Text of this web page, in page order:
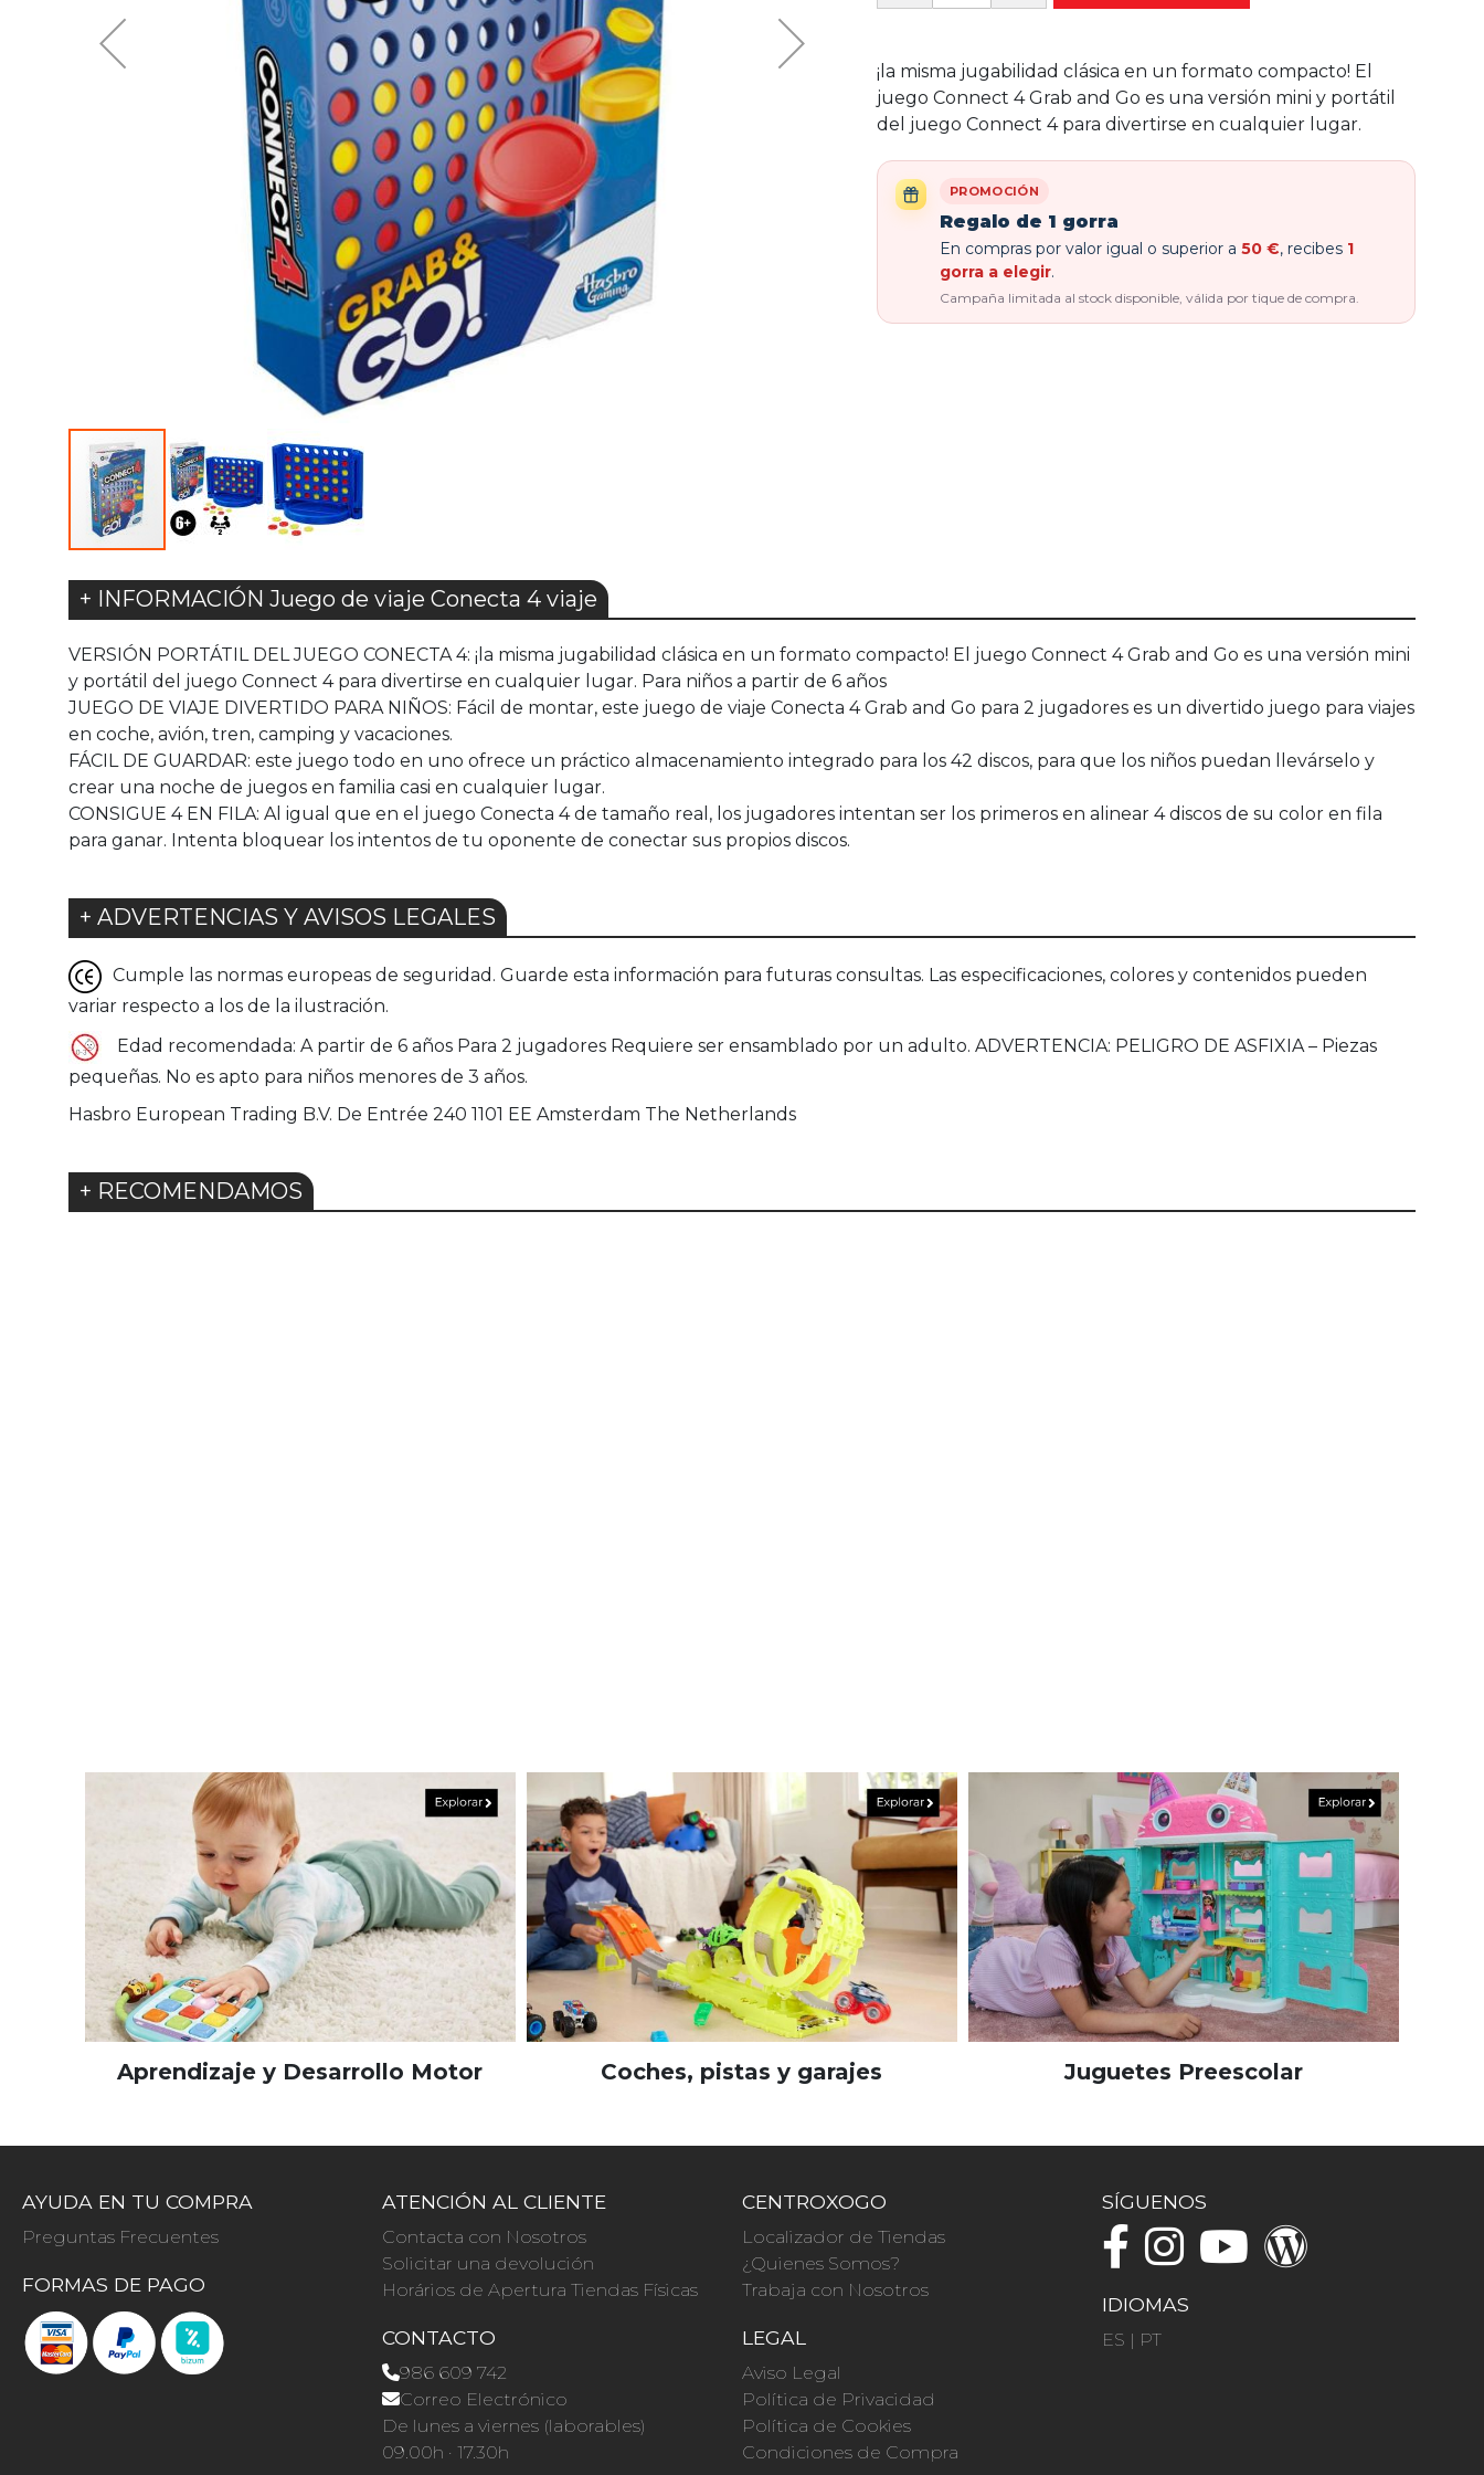
¡la misma jugabilidad clásica en un formato compacto! El
juego Connect 4 Grab and Go es una versión mini y portátil
del juego Connect 4 para divertirse en cualquier lugar.
PROMOCIÓN
Regalo de 1 gorra
En compras por valor igual o superior a 50 €, recibes 1
gorra a elegir.
Campaña limitada al stock disponible, válida por tique de compra.
+ INFORMACIÓN Juego de viaje Conecta 4 viaje
VERSIÓN PORTÁTIL DEL JUEGO CONECTA 4: ¡la misma jugabilidad clásica en un formato compacto! El juego Connect 4 Grab and Go es una versión mini
y portátil del juego Connect 4 para divertirse en cualquier lugar. Para niños a partir de 6 años
JUEGO DE VIAJE DIVERTIDO PARA NIÑOS: Fácil de montar, este juego de viaje Conecta 4 Grab and Go para 2 jugadores es un divertido juego para viajes
en coche, avión, tren, camping y vacaciones.
FÁCIL DE GUARDAR: este juego todo en uno ofrece un práctico almacenamiento integrado para los 42 discos, para que los niños puedan llevárselo y
crear una noche de juegos en familia casi en cualquier lugar.
CONSIGUE 4 EN FILA: Al igual que en el juego Conecta 4 de tamaño real, los jugadores intentan ser los primeros en alinear 4 discos de su color en fila
para ganar. Intenta bloquear los intentos de tu oponente de conectar sus propios discos.
+ ADVERTENCIAS Y AVISOS LEGALES
Cumple las normas europeas de seguridad. Guarde esta información para futuras consultas. Las especificaciones, colores y contenidos pueden
variar respecto a los de la ilustración.
Edad recomendada: A partir de 6 años Para 2 jugadores Requiere ser ensamblado por un adulto. ADVERTENCIA: PELIGRO DE ASFIXIA – Piezas
pequeñas. No es apto para niños menores de 3 años.
Hasbro European Trading B.V. De Entrée 240 1101 EE Amsterdam The Netherlands
+ RECOMENDAMOS
Aprendizaje y Desarrollo Motor Coches, pistas y garajes Juguetes Preescolar
AYUDA EN TU COMPRA
Preguntas Frecuentes
FORMAS DE PAGO
ATENCIÓN AL CLIENTE
Contacta con Nosotros
Solicitar una devolución
Horários de Apertura Tiendas Físicas
CONTACTO
986 609 742
Correo Electrónico
De lunes a viernes (laborables)
09.00h · 17.30h
CENTROXOGO
Localizador de Tiendas
¿Quienes Somos?
Trabaja con Nosotros
LEGAL
Aviso Legal
Política de Privacidad
Política de Cookies
Condiciones de Compra
SÍGUENOS
IDIOMAS
ES | PT